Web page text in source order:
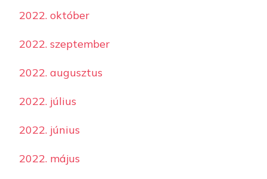
2022. október
2022. szeptember
2022. augusztus
2022. július
2022. június
2022. május